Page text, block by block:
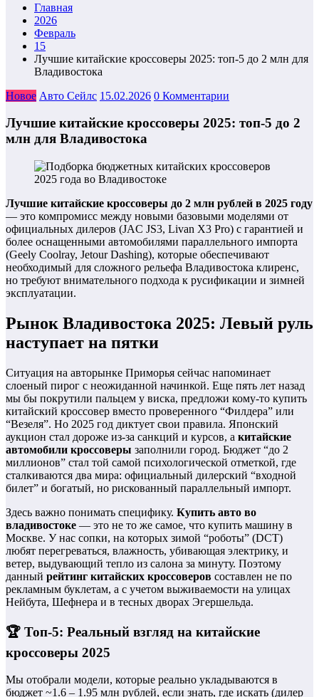
Главная
2026
Февраль
15
Лучшие китайские кроссоверы 2025: топ-5 до 2 млн для
Владивостока
Новое Авто Сейлс 15.02.2026 0 Комментарии
Лучшие китайские кроссоверы 2025: топ-5 до 2
млн для Владивостока
Лучшие китайские кроссоверы до 2 млн рублей в 2025 году
— это компромисс между новыми базовыми моделями от
официальных дилеров (JAC JS3, Livan X3 Pro) с гарантией и
более оснащенными автомобилями параллельного импорта
(Geely Coolray, Jetour Dashing), которые обеспечивают
необходимый для сложного рельефа Владивостока клиренс,
но требуют внимательного подхода к русификации и зимней
эксплуатации.
Рынок Владивостока 2025: Левый руль
наступает на пятки
Ситуация на авторынке Приморья сейчас напоминает
слоеный пирог с неожиданной начинкой. Еще пять лет назад
мы бы покрутили пальцем у виска, предложи кому-то купить
китайский кроссовер вместо проверенного “Филдера” или
“Везеля”. Но 2025 год диктует свои правила. Японский
аукцион стал дороже из-за санкций и курсов, а китайские
автомобили кроссоверы заполнили город. Бюджет “до 2
миллионов” стал той самой психологической отметкой, где
сталкиваются два мира: официальный дилерский “входной
билет” и богатый, но рискованный параллельный импорт.
Здесь важно понимать специфику. Купить авто во
владивостоке — это не то же самое, что купить машину в
Москве. У нас сопки, на которых зимой “роботы” (DCT)
любят перегреваться, влажность, убивающая электрику, и
ветер, выдувающий тепло из салона за минуту. Поэтому
данный рейтинг китайских кроссоверов составлен не по
рекламным буклетам, а с учетом выживаемости на улицах
Нейбута, Шефнера и в тесных дворах Эгершельда.
🏆 Топ-5: Реальный взгляд на китайские
кроссоверы 2025
Мы отобрали модели, которые реально укладываются в
бюджет ~1.6 – 1.95 млн рублей, если знать, где искать (дилер